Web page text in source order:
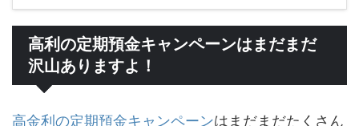
高利の定期預金キャンペーンはまだまだ
沢山ありますよ！
高金利の定期預金キャンペーンはまだまだたくさん